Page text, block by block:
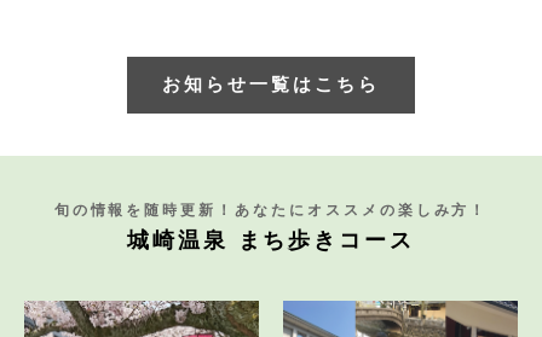
お知らせ一覧はこちら
旬の情報を随時更新！あなたにオススメの楽しみ方！
城崎温泉 まち歩きコース